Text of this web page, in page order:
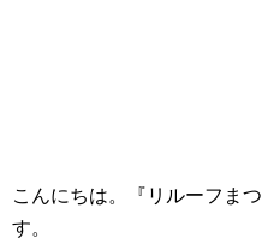
こんにちは。『リルーフま
す。